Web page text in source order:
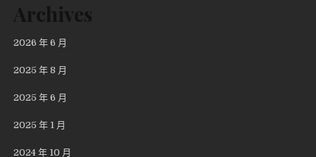
Archives
2026 年 6 月
2025 年 8 月
2025 年 6 月
2025 年 1 月
2024 年 10 月